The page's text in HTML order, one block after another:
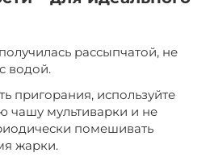
рассыпчатой, не
водой.
пригорания, используйте
чашу мультиварки и не
помешивать
жарки.